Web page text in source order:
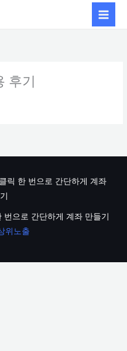
후기
한 번으로 간단하게 계좌
으로 간단하게 계좌 만들기
위노출